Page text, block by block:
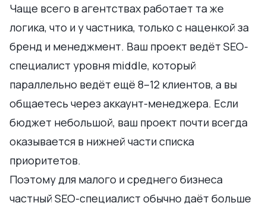
Чаще всего в агентствах работает та же
логика, что и у частника, только с наценкой за
бренд и менеджмент. Ваш проект ведёт SEO-
специалист уровня middle, который
параллельно ведёт ещё 8–12 клиентов, а вы
общаетесь через аккаунт-менеджера. Если
бюджет небольшой, ваш проект почти всегда
оказывается в нижней части списка
приоритетов.
Поэтому для малого и среднего бизнеса
частный SEO-специалист обычно даёт больше